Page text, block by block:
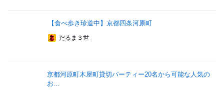
【食べ歩き珍道中】京都四条河原町
だるま３世
京都河原町木屋町貸切パーティー20名から可能な人気の
お...